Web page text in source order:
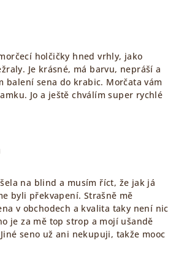
je 5 z 5 hvězdiček.
holčičky hned vrhly, jako
Je krásné, má barvu, nepráší a
balení sena do krabic. Morčata vám
Jo a ještě chválím super rychlé
je 5 z 5 hvězdiček.
na blind a musím říct, že jak já
byli překvapení. Strašně mě
v obchodech a kvalita taky není nic
je za mě top strop a mojí ušandě
seno už ani nekupuji, takže mooc